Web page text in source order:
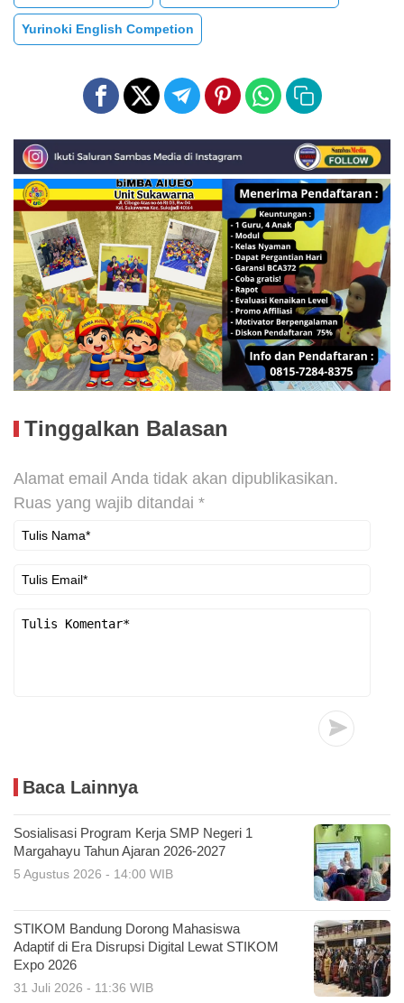
Yurinoki English Competion
Tinggalkan Balasan
Alamat email Anda tidak akan dipublikasikan.
Ruas yang wajib ditandai *
Baca Lainnya
Sosialisasi Program Kerja SMP Negeri 1
Margahayu Tahun Ajaran 2026-2027
5 Agustus 2026 - 14:00 WIB
STIKOM Bandung Dorong Mahasiswa
Adaptif di Era Disrupsi Digital Lewat STIKOM
Expo 2026
31 Juli 2026 - 11:36 WIB